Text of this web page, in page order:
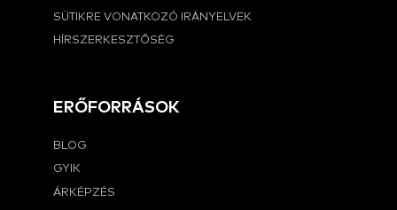
SÜTIKRE VONATKOZÓ IRÁNYELVEK
HÍRSZERKESZTŐSÉG
ERŐFORRÁSOK
BLOG
GYIK
ÁRKÉPZÉS